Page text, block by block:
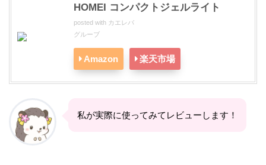
HOMEI コンパクトジェルライト
posted with カエレバ
グルーブ
Amazon 楽天市場
私が実際に使ってみてレビューします！